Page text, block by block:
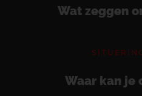
Wat zeggen
Waar kan je